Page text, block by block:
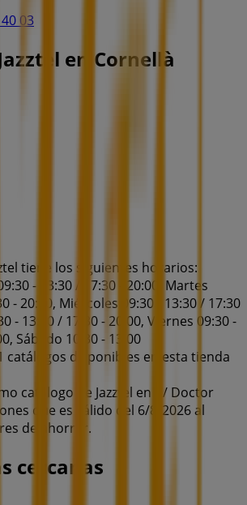
03
en Cornellà
tiene los siguientes horarios:
- 13:30 / 17:30 - 20:00, Martes
- 20:00, Miércoles 09:30 - 13:30 / 17:30
- 13:30 / 17:30 - 20:00, Viernes 09:30 -
Sábado 10:30 - 13:00
catálogos disponibles en esta tienda
catálogo de Jazztel en C/ Doctor
que es válido del 6/8/2026 al
de ahorrar.
cercanas